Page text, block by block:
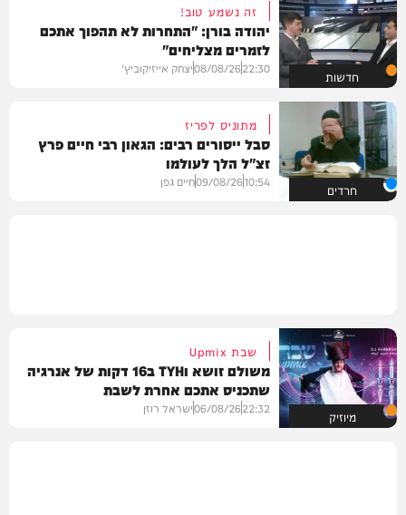
חדשות
זה נשמע טוב!
יהודה בורן: "התחרות לא תהפוך אתכם
לזמרים מצליחים"
22:30
08/08/26יצחק אייזיקוביץ'
חרדים
מתוניס לפריז
סבל ייסורים רבים: הגאון רבי חיים פרץ
זצ"ל הלך לעולמו
10:54
09/08/26חיים גפן
מיוזיק
שבת Upmix
משולם זושא וTYH ב16 דקות של אנרגיה
שתכניס אתכם אחרת לשבת
22:32
06/08/26ישראל רוזן